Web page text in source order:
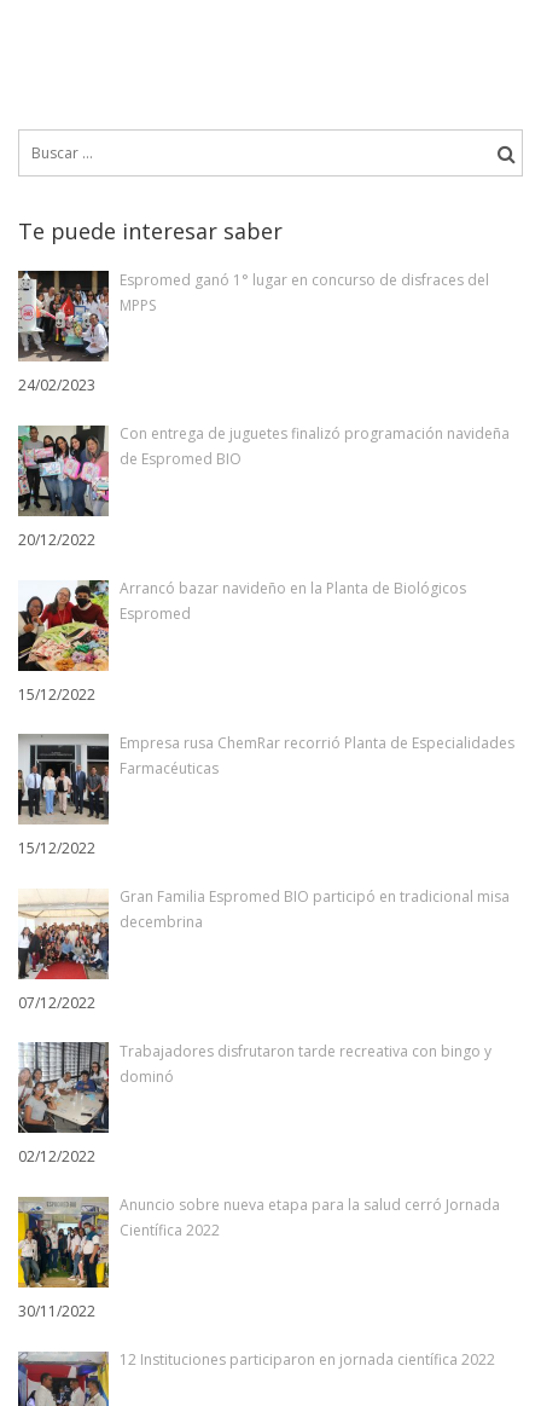
Te puede interesar saber
Espromed ganó 1° lugar en concurso de disfraces del
MPPS
24/02/2023
Con entrega de juguetes finalizó programación navideña
de Espromed BIO
20/12/2022
Arrancó bazar navideño en la Planta de Biológicos
Espromed
15/12/2022
Empresa rusa ChemRar recorrió Planta de Especialidades
Farmacéuticas
15/12/2022
Gran Familia Espromed BIO participó en tradicional misa
decembrina
07/12/2022
Trabajadores disfrutaron tarde recreativa con bingo y
dominó
02/12/2022
Anuncio sobre nueva etapa para la salud cerró Jornada
Científica 2022
30/11/2022
12 Instituciones participaron en jornada científica 2022